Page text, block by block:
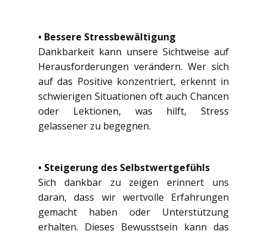
• Bessere Stressbewältigung
Dankbarkeit kann unsere Sichtweise auf
Herausforderungen verändern. Wer sich
auf das Positive konzentriert, erkennt in
schwierigen Situationen oft auch Chancen
oder Lektionen, was hilft, Stress
gelassener zu begegnen.
• Steigerung des Selbstwertgefühls
Sich dankbar zu zeigen erinnert uns
daran, dass wir wertvolle Erfahrungen
gemacht haben oder Unterstützung
erhalten. Dieses Bewusstsein kann das